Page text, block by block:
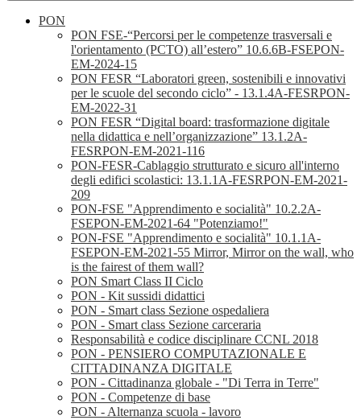
PON
PON FSE-“Percorsi per le competenze trasversali e
l'orientamento (PCTO) all’estero” 10.6.6B-FSEPON-
EM-2024-15
PON FESR “Laboratori green, sostenibili e innovativi
per le scuole del secondo ciclo” - 13.1.4A-FESRPON-
EM-2022-31
PON FESR “Digital board: trasformazione digitale
nella didattica e nell’organizzazione” 13.1.2A-
FESRPON-EM-2021-116
PON-FESR-Cablaggio strutturato e sicuro all'interno
degli edifici scolastici: 13.1.1A-FESRPON-EM-2021-
209
PON-FSE "Apprendimento e socialità" 10.2.2A-
FSEPON-EM-2021-64 "Potenziamo!"
PON-FSE "Apprendimento e socialità" 10.1.1A-
FSEPON-EM-2021-55 Mirror, Mirror on the wall, who
is the fairest of them wall?
PON Smart Class II Ciclo
PON - Kit sussidi didattici
PON - Smart class Sezione ospedaliera
PON - Smart class Sezione carceraria
Responsabilità e codice disciplinare CCNL 2018
PON - PENSIERO COMPUTAZIONALE E
CITTADINANZA DIGITALE
PON - Cittadinanza globale - "Di Terra in Terre"
PON - Competenze di base
PON - Alternanza scuola - lavoro